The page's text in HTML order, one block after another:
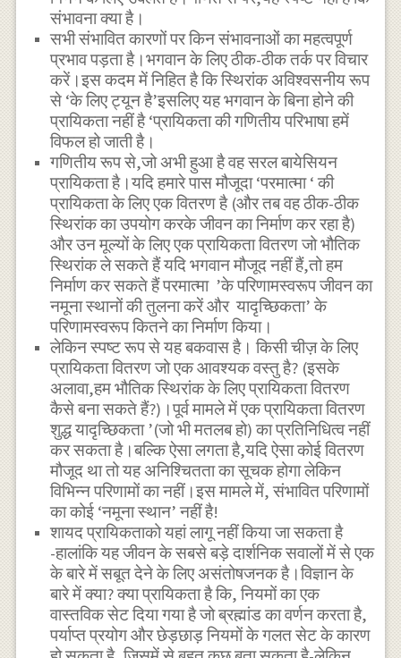
संभावना क्या है।
सभी संभावित कारणों पर किन संभावनाओं का महत्वपूर्ण
प्रभाव पड़ता है।भगवान के लिए ठीक-ठीक तर्क पर विचार
करें।इस कदम में निहित है कि स्थिरांक अविश्वसनीय रूप
से ‘के लिए ट्यून है’इसलिए यह भगवान के बिना होने की
प्रायिकता नहीं है ‘प्रायिकता की गणितीय परिभाषा हमें
विफल हो जाती है।
गणितीय रूप से,जो अभी हुआ है वह सरल बायेसियन
प्रायिकता है।यदि हमारे पास मौजूदा ‘परमात्मा ‘ की
प्रायिकता के लिए एक वितरण है (और तब वह ठीक-ठीक
स्थिरांक का उपयोग करके जीवन का निर्माण कर रहा है)
और उन मूल्यों के लिए एक प्रायिकता वितरण जो भौतिक
स्थिरांक ले सकते हैं यदि भगवान मौजूद नहीं हैं,तो हम
निर्माण कर सकते हैं परमात्मा ’के परिणामस्वरूप जीवन का
नमूना स्थानों की तुलना करें और यादृच्छिकता’ के
परिणामस्वरूप कितने का निर्माण किया।
लेकिन स्पष्ट रूप से यह बकवास है। किसी चीज़ के लिए
प्रायिकता वितरण जो एक आवश्यक वस्तु है? (इसके
अलावा,हम भौतिक स्थिरांक के लिए प्रायिकता वितरण
कैसे बना सकते हैं?)।पूर्व मामले में एक प्रायिकता वितरण
शुद्ध यादृच्छिकता ’(जो भी मतलब हो) का प्रतिनिधित्व नहीं
कर सकता है।बल्कि ऐसा लगता है,यदि ऐसा कोई वितरण
मौजूद था तो यह अनिश्चितता का सूचक होगा लेकिन
विभिन्न परिणामों का नहीं।इस मामले में, संभावित परिणामों
का कोई ‘नमूना स्थान’ नहीं है!
शायद प्रायिकताको यहां लागू नहीं किया जा सकता है
-हालांकि यह जीवन के सबसे बड़े दार्शनिक सवालों में से एक
के बारे में सबूत देने के लिए असंतोषजनक है।विज्ञान के
बारे में क्या? क्या प्रायिकता है कि, नियमों का एक
वास्तविक सेट दिया गया है जो ब्रह्मांड का वर्णन करता है,
पर्याप्त प्रयोग और छेड़छाड़ नियमों के गलत सेट के कारण